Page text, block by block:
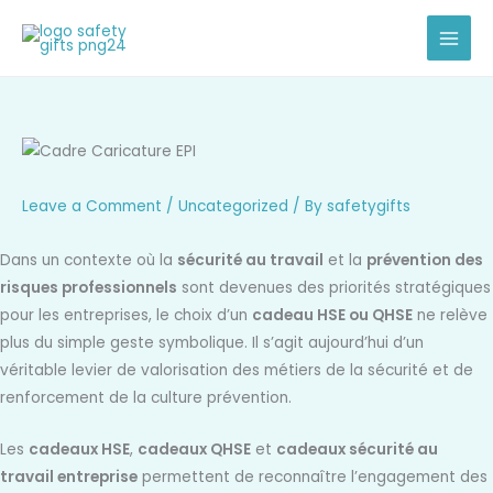
Leave a Comment / Uncategorized / By safetygifts
Dans un contexte où la sécurité au travail et la prévention des
risques professionnels sont devenues des priorités stratégiques
pour les entreprises, le choix d’un cadeau HSE ou QHSE ne relève
plus du simple geste symbolique. Il s’agit aujourd’hui d’un
véritable levier de valorisation des métiers de la sécurité et de
renforcement de la culture prévention.
Les cadeaux HSE, cadeaux QHSE et cadeaux sécurité au
travail entreprise permettent de reconnaître l’engagement des